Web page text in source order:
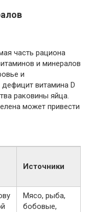
часть рациона
и минералов
и
витамина D
раковины яйца.
может привести
Источники
Мясо, рыба,
бобовые,